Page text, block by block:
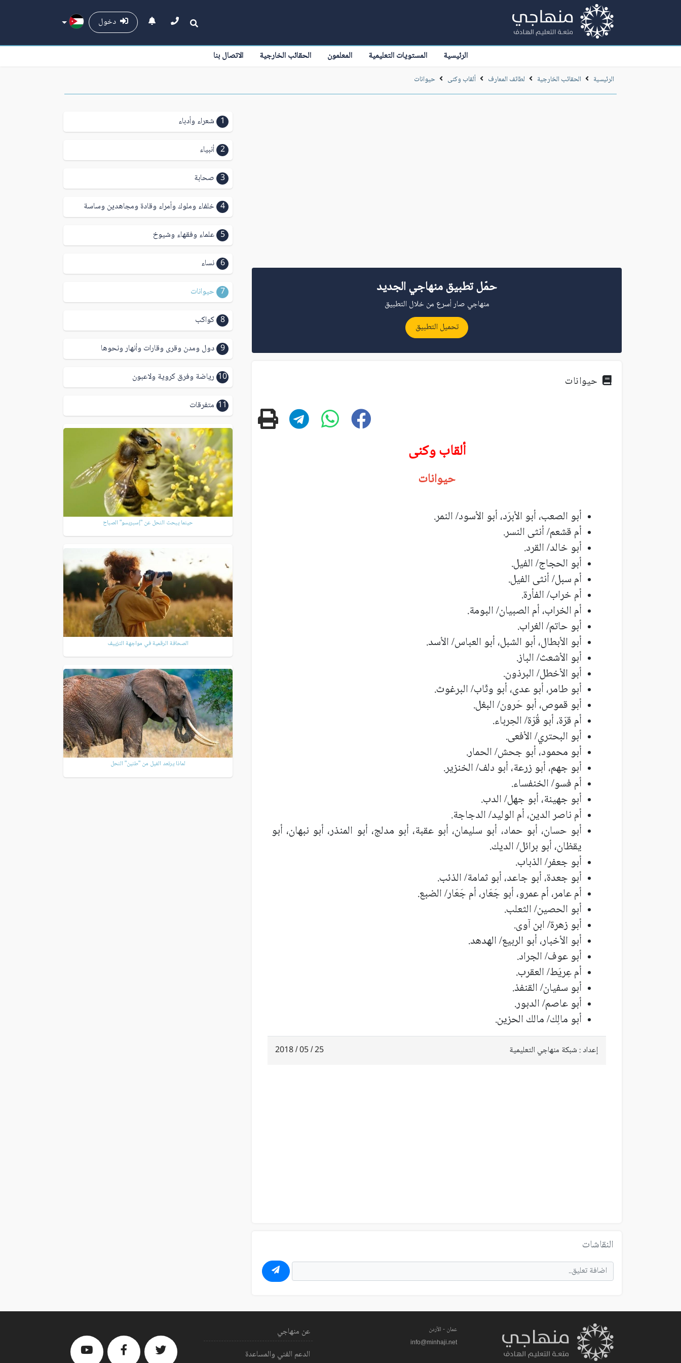
دخول
الرئيسية المستويات التعليمية المعلمون الحقائب الخارجية الاتصال بنا
الرئيسية الحقائب الخارجية لطائف المعارف ألقاب وكنى حيوانات
حمّل تطبيق منهاجي الجديد
منهاجي صار أسرع من خلال التطبيق
تحميل التطبيق
حيوانات
ألقاب وكنى
حيوانات
أبو الصعب، أبو الأبرَد، أبو الأسود/ النمر.
أم قشعم/ أنثى النسر.
أبو خالد/ القرد.
أبو الحجاج/ الفيل.
أم سبل/ أنثى الفيل.
أم خراب/ الفأرة.
أم الخراب، أم الصبيان/ البومة.
أبو حاتم/ الغراب.
أبو الأبطال، أبو الشبل، أبو العباس/ الأسد.
أبو الأشعث/ الباز.
أبو الأخطل/ البرذون.
أبو طامر، أبو عدى، أبو وثّاب/ البرغوث.
أبو قموص، أبو حَرون/ البغل.
أم قرّة، أبو قُرّة/ الحِرباء.
أبو البحتري/ الأفعى.
أبو محمود، أبو جحش/ الحمار.
أبو جهم، أبو زرعة، أبو دلف/ الخنزير.
أم فسو/ الخنفساء.
أبو جهينة، أبو جهل/ الدب.
أم ناصر الدين، أم الوليد/ الدجاجة.
أبو حسان، أبو حماد، أبو سليمان، أبو عقبة، أبو مدلج، أبو المنذر، أبو نبهان، أبو
يقظان، أبو برائل/ الديك.
أبو جعفر/ الذباب.
أبو جعدة، أبو جاعد، أبو ثمامة/ الذئب.
أم عامر، أم عمرو، أبو جَعَار، أم جَعَار/ الضبع.
أبو الحصين/ الثعلب.
أبو زهرة/ ابن آوى.
أبو الأخبار، أبو الربيع/ الهدهد.
أبو عوف/ الجراد.
أم عِريَط/ العقرب.
أبو سفيان/ القنفذ.
أبو عاصم/ الدبور.
أبو مالِك/ مالك الحزين.
إعداد : شبكة منهاجي التعليمية 25 / 05 / 2018
النقاشات
1 شعراء وأدباء
2 أنبياء
3 صحابة
4 خلفاء وملوك وأمراء وقادة ومجاهدين وساسة
5 علماء وفقهاء وشيوخ
6 نساء
7 حيوانات
8 كواكب
9 دول ومدن وقرى وقارات وأنهار ونحوها
10 رياضة وفرق كروية ولاعبون
11 متفرقات
حينما يبحث النحل عن "إسبريسو" الصباح
الصحافة الرقمية في مواجهة التزييف
لماذا يرتعد الفيل من "طنين" النحل
عمان - الأردن
info@minhaji.net
عن منهاجي
الدعم الفني والمساعدة